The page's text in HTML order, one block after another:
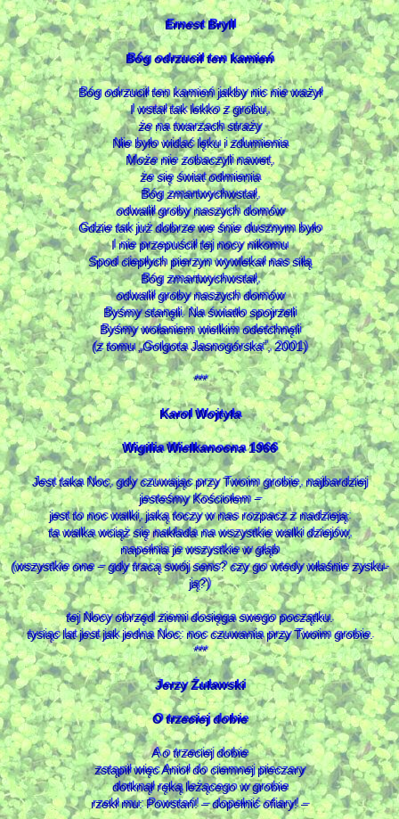
Ernest Bryll
Bóg odrzucił ten kamień
Bóg odrzucił ten kamień jakby nic nie ważył
I wstał tak lekko z grobu,
że na twarzach straży
Nie było widać lęku i zdumienia
Może nie zobaczyli nawet,
że się świat odmienia
Bóg zmartwychwstał,
odwalił groby naszych domów
Gdzie tak już dobrze we śnie dusznym było
I nie przepuścił tej nocy nikomu
Spod ciepłych pierzyn wywlekał nas siłą
Bóg zmartwychwstał,
odwalił groby naszych domów
Byśmy stanęli. Na światło spojrzeli
Byśmy wołaniem wielkim odetchnęli
(z tomu „Golgota Jasnogórska”, 2001)
***
Karol Wojtyła
Wigilia Wielkanocna 1966
Jest taka Noc, gdy czuwając przy Twoim grobie, najbardziej
jesteśmy Kościołem −
jest to noc walki, jaką toczy w nas rozpacz z nadzieją:
ta walka wciąż się nakłada na wszystkie walki dziejów,
napełnia je wszystkie w głąb
(wszystkie one − gdy tracą swój sens? czy go wtedy właśnie zysku­
ją?)
tej Nocy obrzęd ziemi dosięga swego początku.
tysiąc lat jest jak jedna Noc: noc czuwania przy Twoim grobie.
***
Jerzy Żuławski
O trzeciej dobie
A o trzeciej dobie
zstąpił więc Anioł do ciemnej pieczary
dotknął ręką leżącego w grobie
rzekł mu: Powstań! ‒ dopełnić ofiary! ‒